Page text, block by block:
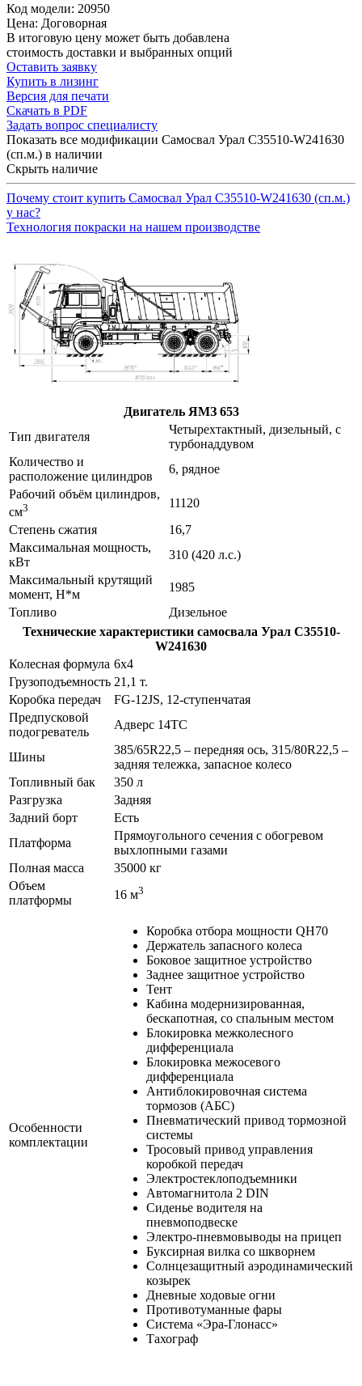
Код модели: 20950
Цена: Договорная
В итоговую цену может быть добавлена
стоимость доставки и выбранных опций
Оставить заявку
Купить в лизинг
Версия для печати
Скачать в PDF
Задать вопрос специалисту
Показать все модификации Самосвал Урал С35510-W241630
(сп.м.) в наличии
Скрыть наличие
Почему стоит купить Самосвал Урал С35510-W241630 (сп.м.)
у нас?
Технология покраски на нашем производстве
Двигатель ЯМЗ 653
Тип двигателя
Четырехтактный, дизельный, с
турбонаддувом
Количество и
расположение цилиндров
6, рядное
Рабочий объём цилиндров,
см3
11120
Степень сжатия
16,7
Максимальная мощность,
кВт
310 (420 л.с.)
Максимальный крутящий
момент, Н*м
1985
Топливо
Дизельное
Технические характеристики самосвала Урал С35510-
W241630
Колесная формула 6х4
Грузоподъемность 21,1 т.
Коробка передач
FG-12JS, 12-ступенчатая
Предпусковой
подогреватель
Адверс 14ТС
Шины
385/65R22,5 – передняя ось, 315/80R22,5 –
задняя тележка, запасное колесо
Топливный бак
350 л
Разгрузка
Задняя
Задний борт
Есть
Платформа
Прямоугольного сечения с обогревом
выхлопными газами
Полная масса
35000 кг
Объем
платформы
16 м3
Особенности
комплектации
Коробка отбора мощности QH70
Держатель запасного колеса
Боковое защитное устройство
Заднее защитное устройство
Тент
Кабина модернизированная,
бескапотная, со спальным местом
Блокировка межколесного
дифференциала
Блокировка межосевого
дифференциала
Антиблокировочная система
тормозов (АБС)
Пневматический привод тормозной
системы
Тросовый привод управления
коробкой передач
Электростеклоподъемники
Автомагнитола 2 DIN
Сиденье водителя на
пневмоподвеске
Электро-пневмовыводы на прицеп
Буксирная вилка со шкворнем
Солнцезащитный аэродинамический
козырек
Дневные ходовые огни
Противотуманные фары
Система «Эра-Глонасс»
Тахограф